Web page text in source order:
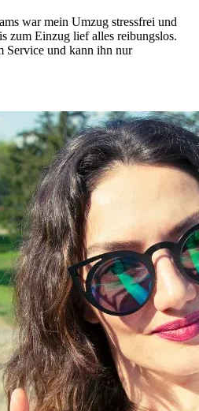
war mein Umzug stressfrei und
zum Einzug lief alles reibungslos.
Service und kann ihn nur